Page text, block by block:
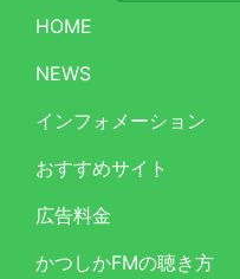
HOME
NEWS
インフォメーション
おすすめサイト
広告料金
かつしかFMの聴き方